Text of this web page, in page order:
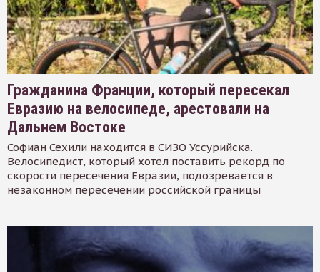
Гражданина Франции, который пересекал
Евразию на велосипеде, арестовали на
Дальнем Востоке
Софиан Сехили находится в СИЗО Уссурийска.
Велосипедист, который хотел поставить рекорд по
скорости пересечения Евразии, подозревается в
незаконном пересечении российской границы